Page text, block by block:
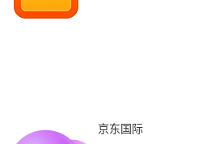
京东国际